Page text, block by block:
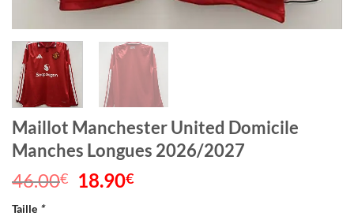
Maillot Manchester United Domicile
Manches Longues 2026/2027
46.00€
Le
18.90€
Taille *